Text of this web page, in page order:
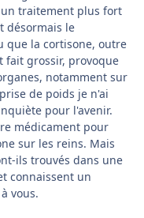
traitement plus fort
désormais le
que la cortisone, outre
fait grossir, provoque
notamment sur
de poids je n'ai
pour l'avenir.
médicament pour
sur les reins. Mais
ils trouvés dans une
connaissent un
vous.